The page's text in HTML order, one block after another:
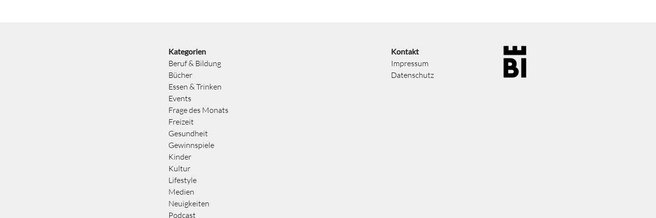
Kategorien
Beruf & Bildung
Bücher
Essen & Trinken
Events
Frage des Monats
Freizeit
Gesundheit
Gewinnspiele
Kinder
Kultur
Lifestyle
Medien
Neuigkeiten
Podcast
Kontakt
Impressum
Datenschutz